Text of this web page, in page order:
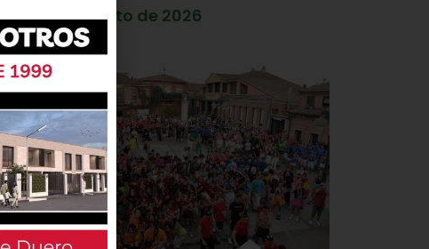
4 de agosto de 2026